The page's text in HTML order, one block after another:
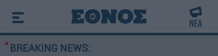
BREAKING NEWS: